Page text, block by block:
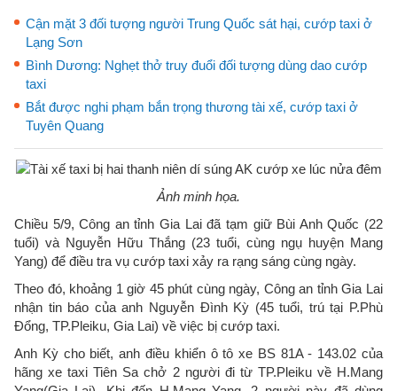
Cận mặt 3 đối tượng người Trung Quốc sát hại, cướp taxi ở
Lạng Sơn
Bình Dương: Nghẹt thở truy đuổi đối tượng dùng dao cướp
taxi
Bắt được nghi phạm bắn trọng thương tài xế, cướp taxi ở
Tuyên Quang
Ảnh minh họa.
Chiều 5/9, Công an tỉnh Gia Lai đã tạm giữ Bùi Anh Quốc (22
tuổi) và Nguyễn Hữu Thắng (23 tuổi, cùng ngụ huyện Mang
Yang) để điều tra vụ cướp taxi xảy ra rạng sáng cùng ngày.
Theo đó, khoảng 1 giờ 45 phút cùng ngày, Công an tỉnh Gia Lai
nhận tin báo của anh Nguyễn Đình Kỳ (45 tuổi, trú tại P.Phù
Đổng, TP.Pleiku, Gia Lai) về việc bị cướp taxi.
Anh Kỳ cho biết, anh điều khiển ô tô xe BS 81A - 143.02 của
hãng xe taxi Tiên Sa chở 2 người đi từ TP.Pleiku về H.Mang